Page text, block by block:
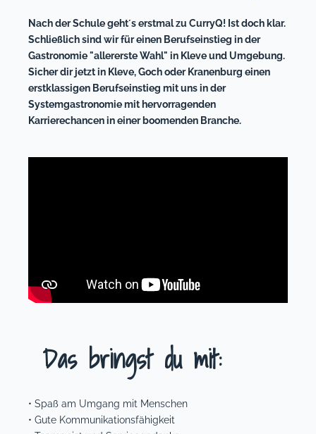
Nach der Schule geht´s erstmal zu CurryQ! Ist doch klar.
Schließlich sind wir für einen Berufseinstieg in der
Gastronomie "allererste Wahl" in Kleve und Umgebung.
Sicher dir jetzt in Kleve, Goch oder Kranenburg einen
erstklassigen Berufseinstieg mit uns in der
Systemgastronomie mit hervorragenden
Karrierechancen in einer boomenden Branche.
Das bringst du mit:
• Spaß am Umgang mit Menschen
• Gute Kommunikationsfähigkeit